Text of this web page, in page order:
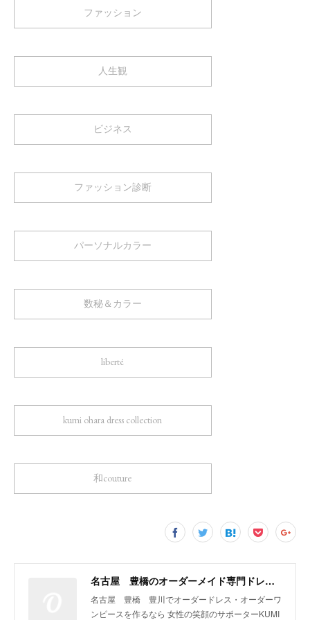
ファッション
人生観
ビジネス
ファッション診断
パーソナルカラー
数秘＆カラー
liberté
kumi ohara dress collection
和couture
名古屋 豊橋のオーダーメイド専門ドレスデザイナー KUMI OHARA
名古屋 豊橋 豊川でオーダードレス・オーダーワ
ンピースを作るなら 女性の笑顔のサポーターKUMI